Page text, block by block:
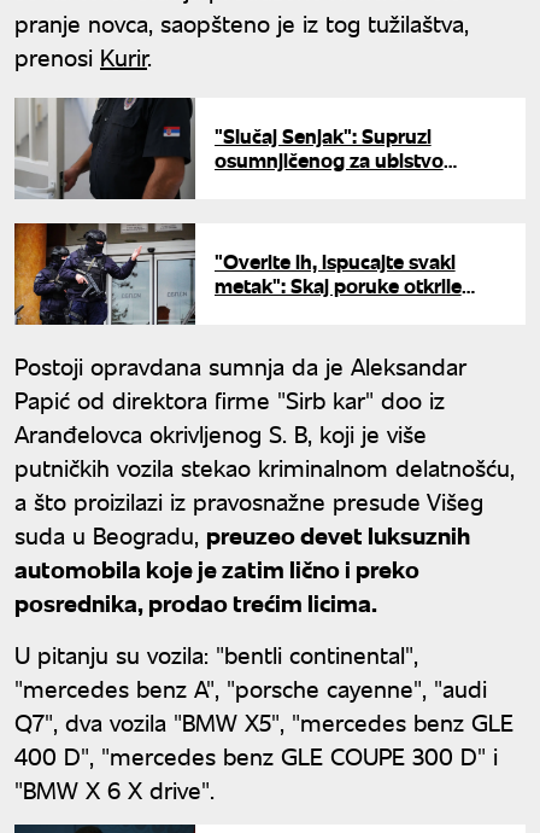
pranje novca, saopšteno je iz tog tužilaštva,
prenosi Kurir.
"Slučaj Senjak": Supruzi
osumnjičenog za ubistvo
"Overite ih, ispucajte svaki
metak": Skaj poruke otkrile
Postoji opravdana sumnja da je Aleksandar
Papić od direktora firme "Sirb kar" doo iz
Aranđelovca okrivljenog S. B, koji je više
putničkih vozila stekao kriminalnom delatnošću,
a što proizilazi iz pravosnažne presude Višeg
suda u Beogradu, preuzeo devet luksuznih
automobila koje je zatim lično i preko
posrednika, prodao trećim licima.
U pitanju su vozila: "bentli continental",
"mercedes benz A", "porsche cayenne", "audi
Q7", dva vozila "BMW X5", "mercedes benz GLE
400 D", "mercedes benz GLE COUPE 300 D" i
"BMW X 6 X drive".